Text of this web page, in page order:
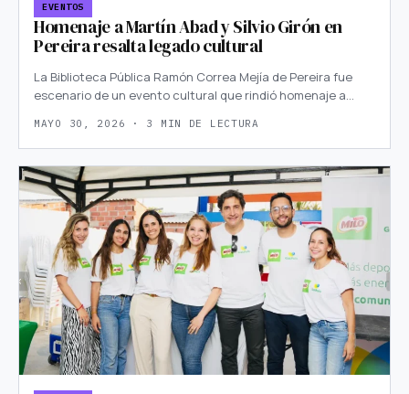
EVENTOS
Homenaje a Martín Abad y Silvio Girón en
Pereira resalta legado cultural
La Biblioteca Pública Ramón Correa Mejía de Pereira fue
escenario de un evento cultural que rindió homenaje a…
MAYO 30, 2026 · 3 MIN DE LECTURA